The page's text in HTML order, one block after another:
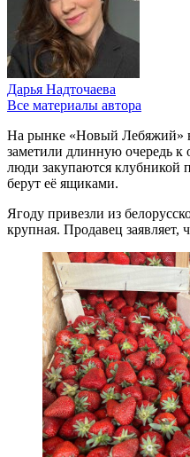
Дарья Надточаева
Все материалы автора
На рынке «Новый Лебяжий»
заметили длинную очередь к
люди закупаются клубникой
берут её ящиками.
Ягоду привезли из
крупная. Продавец заявляет,